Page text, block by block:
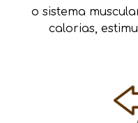
o sistema
calorias,